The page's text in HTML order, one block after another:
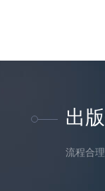
出
流程合